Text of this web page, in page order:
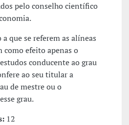
pelo conselho científico
que se referem as alíneas
como efeito apenas o
conducente ao grau
ao seu titular a
de mestre ou o
grau.
12